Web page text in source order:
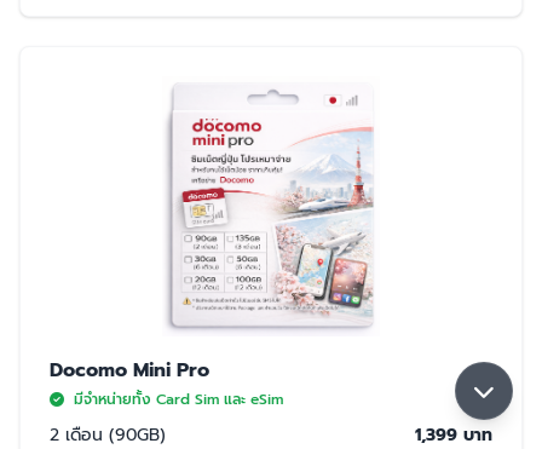
5GB หากใช้ครบ 5GB ความเร็วจะลดลงเหลือ 200K จนกว่าลูกค้าจะย้ายพื้นที่ที่มี
สัญญาน Rakuten ความเร็วจะกลับมาปกติ 30GB/เดือน
Docomo Mini Pro
มีจำหน่ายทั้ง Card Sim และ eSim
2 เดือน (90GB) 1,399 บาท